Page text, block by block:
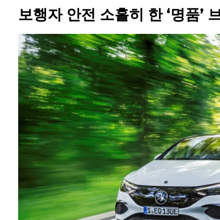
보행자 안전 소홀히 한 ‘명품’